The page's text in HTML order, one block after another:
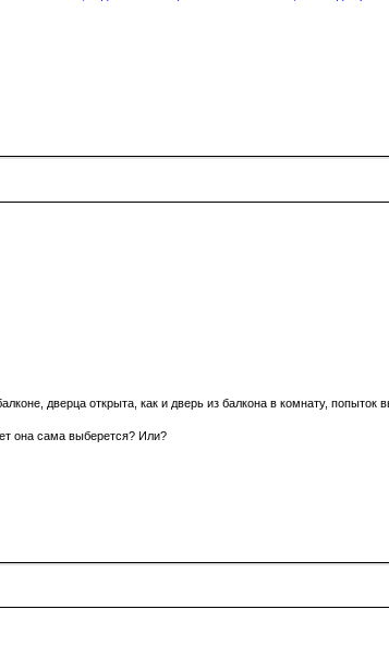
дверца открыта, как и дверь из балкона в комнату,
она сама выберется? Или?